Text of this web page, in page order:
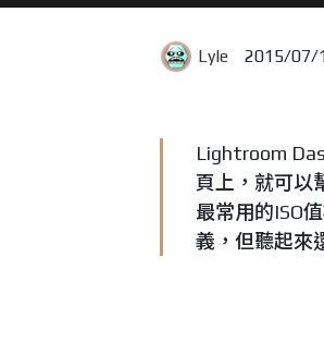
Lyle 2015/07/
Lightroom
頁上，就可以
最常用的ISO
義，但聽起來